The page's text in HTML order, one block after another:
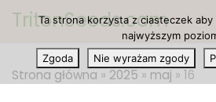
Przejdź do treści
TritonSeeds.com
Strona główna » 2025 » maj » 16
Ta strona korzysta z ciasteczek aby
najwyższym
Zgoda
Nie wyrażam zgody